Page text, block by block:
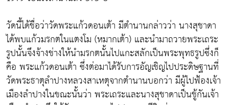
วัดนี้ได้ชื่อว่าวัดพระแก้วดอนเต้า มีตำนานกล่าวว่า นางสุชาดา
ได้พบแก้วมรกตในแตงโม (หมากเต้า) และนำมาถวายพระเถระ
รูปนั้นจึงจ้างช่างให้นำมรกตนั้นไปแกะสลักเป็นพระพุทธรูปซึ่งก็
คือ พระแก้วดอนเต้า ซึ่งต่อมาได้รับการอัญเชิญไปประดิษฐานที่
วัดพระธาตุลำปางหลวงสาเหตุจากตำนานบอกว่า มีผู้ไปฟ้องเจ้า
เมืองลำปางในขณะนั้นว่า พระเถระและนางสุชาดาเป็นชู้กันเจ้า